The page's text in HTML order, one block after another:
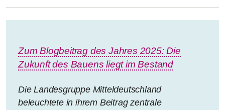
Zum Blogbeitrag des Jahres 2025: Die
Zukunft des Bauens liegt im Bestand
Die Landesgruppe Mitteldeutschland
beleuchtete in ihrem Beitrag zentrale